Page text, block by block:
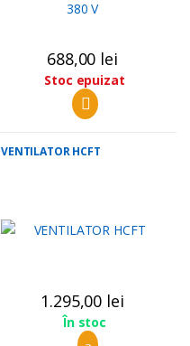
688,00 lei
Stoc epuizat
VENTILATOR HCFT
1.295,00 lei
În stoc